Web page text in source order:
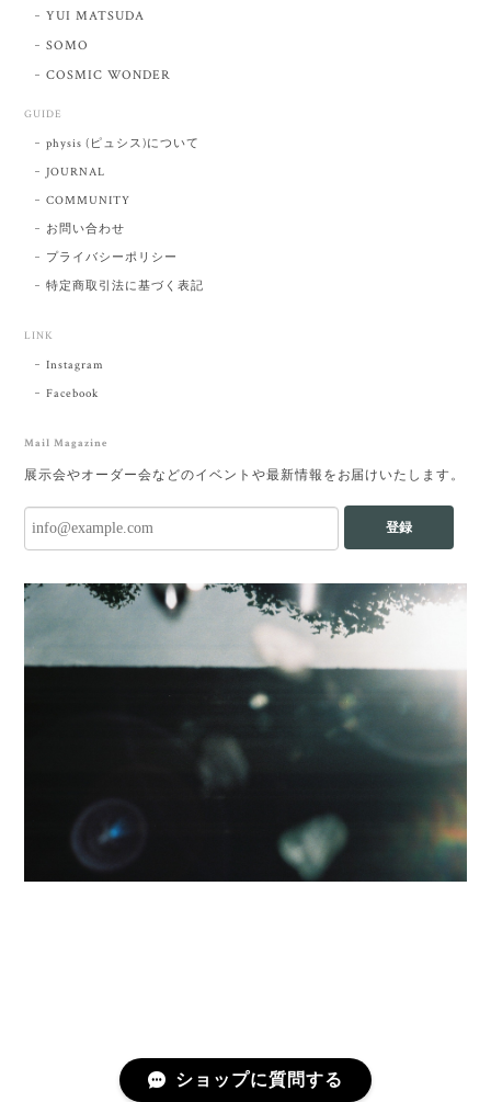
YUI MATSUDA
SOMO
COSMIC WONDER
GUIDE
physis (ピュシス)について
JOURNAL
COMMUNITY
お問い合わせ
プライバシーポリシー
特定商取引法に基づく表記
LINK
Instagram
Facebook
Mail Magazine
展示会やオーダー会などのイベントや最新情報をお届けいたします。
登録
ショップに質問する